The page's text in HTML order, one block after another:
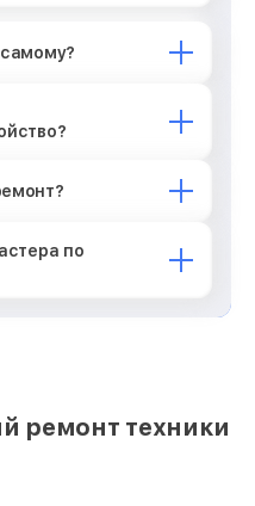
по
ремонт техники